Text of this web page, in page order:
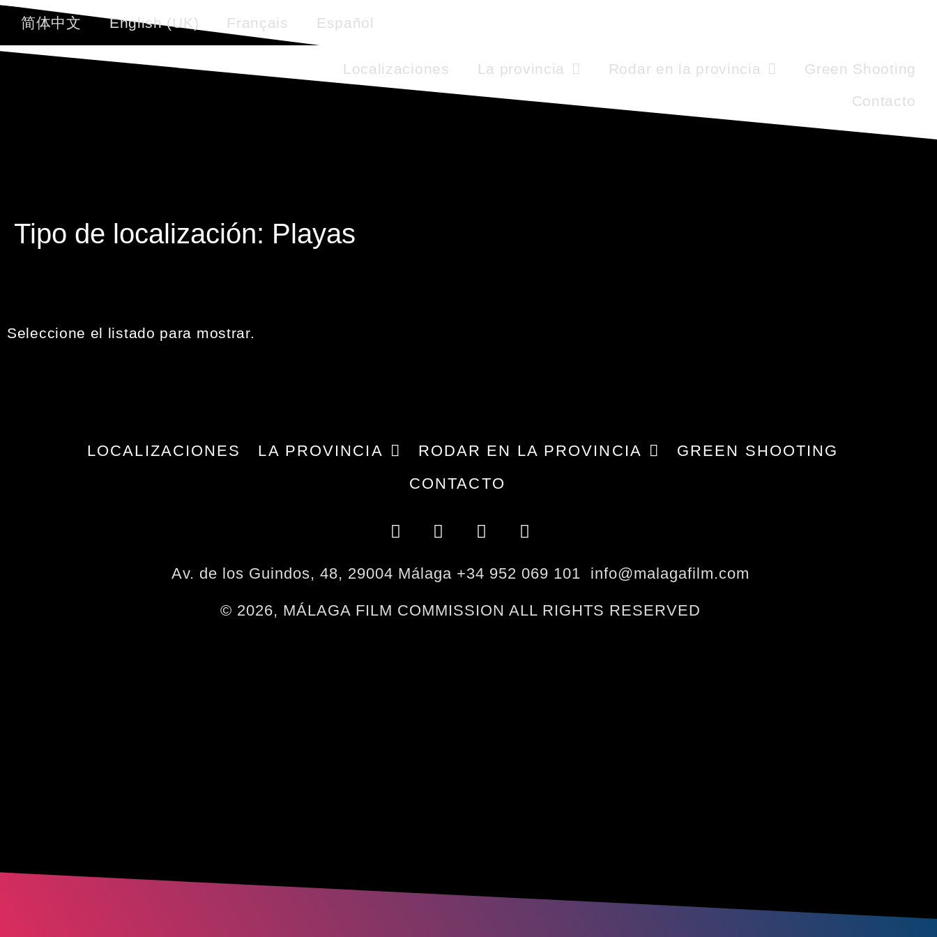
简体中文 English (UK) Français Español
Localizaciones La provincia Rodar en la provincia
Green Shooting
Contacto
Tipo de localización: Playas
Seleccione el listado para mostrar.
LOCALIZACIONES LA PROVINCIA RODAR EN LA PROVINCIA
GREEN SHOOTING
CONTACTO
Av. de los Guindos, 48, 29004 Málaga +34 952 069 101 info@malagafilm.com
© 2026, MÁLAGA FILM COMMISSION ALL RIGHTS RESERVED